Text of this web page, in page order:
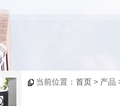
当前位置： 首页 > 产品